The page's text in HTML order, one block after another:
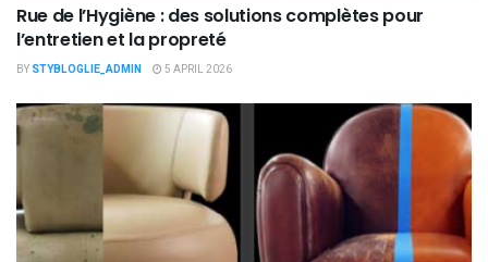
Rue de l’Hygiène : des solutions complètes pour
l’entretien et la propreté
BY STYBLOGLIE_ADMIN 5 APRIL 2026